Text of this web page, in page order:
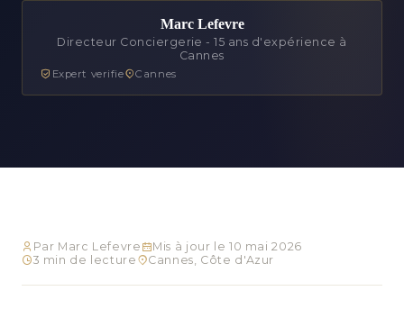
Marc Lefevre
Directeur Conciergerie - 15 ans d'expérience à
Cannes
Expert verifie Cannes
Par Marc Lefevre
Mis à jour le 10 mai 2026
3 min de lecture
Cannes, Côte d'Azur